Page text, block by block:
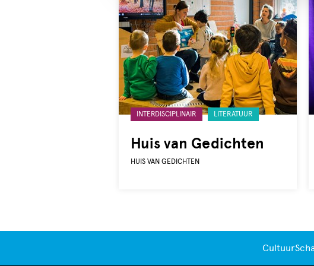
Huis van Gedichten
Gelabeld
met:
INTERDISCIPLINAIR LITERATUUR
HUIS VAN GEDICHTEN